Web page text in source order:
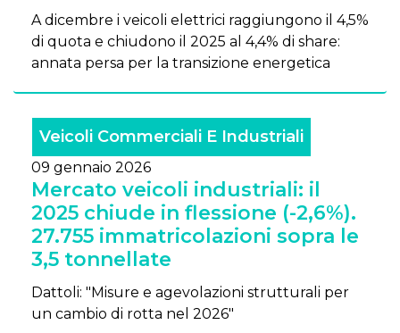
A dicembre i veicoli elettrici raggiungono il 4,5%
di quota e chiudono il 2025 al 4,4% di share:
annata persa per la transizione energetica
Veicoli Commerciali E Industriali
09 gennaio 2026
Mercato veicoli industriali: il
2025 chiude in flessione (-2,6%).
27.755 immatricolazioni sopra le
3,5 tonnellate
Dattoli: "Misure e agevolazioni strutturali per
un cambio di rotta nel 2026"